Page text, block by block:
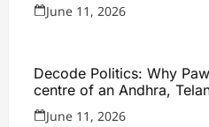
June 11, 2026
Decode Politics: Why
centre of an Andhra,
June 11, 2026